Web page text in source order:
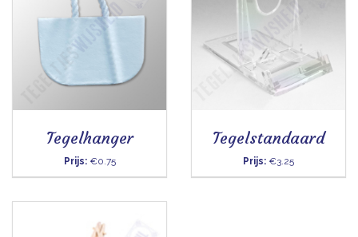
Tegelhanger
Prijs:€0.75
Tegelstandaard
Prijs: €3.25